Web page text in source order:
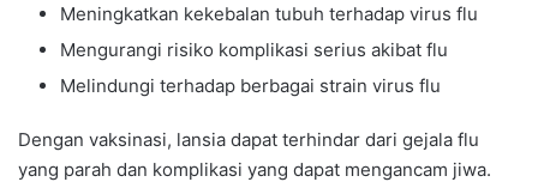
Meningkatkan kekebalan tubuh terhadap virus flu
Mengurangi risiko komplikasi serius akibat flu
Melindungi terhadap berbagai strain virus flu
Dengan vaksinasi, lansia dapat terhindar dari gejala flu
yang parah dan komplikasi yang dapat mengancam jiwa.